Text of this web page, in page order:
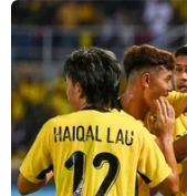
10/08/2026 02:44
Giá vàng ngày 10/
công ty vàng bạc
10/08/2026 02:06